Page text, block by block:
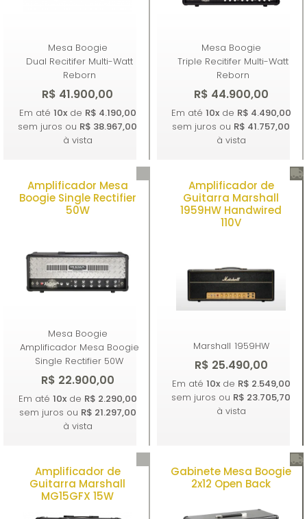
Mesa Boogie
Dual Recitifer Multi-Watt
Reborn
R$ 41.900,00
Comprar
Em até 10xde R$ 4.190,00
sem juros ou R$ 38.967,00
à vista
Mesa Boogie
Triple Recitifer Multi-Watt
Reborn
R$ 44.900,00
Comprar
Em até 10xde R$ 4.490,00
sem juros ou R$ 41.757,00
à vista
Amplificador Mesa
Boogie Single Rectifier
50W
Mesa Boogie
Amplificador Mesa Boogie
Single Rectifier 50W
R$ 22.900,00
Comprar
Em até 10xde R$ 2.290,00
sem juros ou R$ 21.297,00
à vista
Amplificador de
Guitarra Marshall
1959HW Handwired
110V
Marshall 1959HW
R$ 25.490,00
Comprar
Em até 10xde R$ 2.549,00
sem juros ou R$ 23.705,70
à vista
Amplificador de
Guitarra Marshall
MG15GFX 15W
Gabinete Mesa Boogie
2x12 Open Back